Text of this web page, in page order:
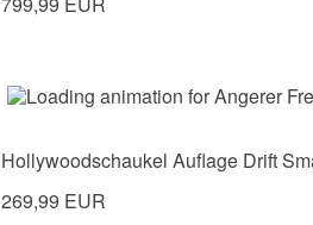
Hollywoodschaukel Auflage Drift
269,99 EUR